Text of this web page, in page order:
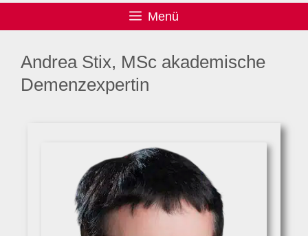
Menü
Andrea Stix, MSc akademische
Demenzexpertin